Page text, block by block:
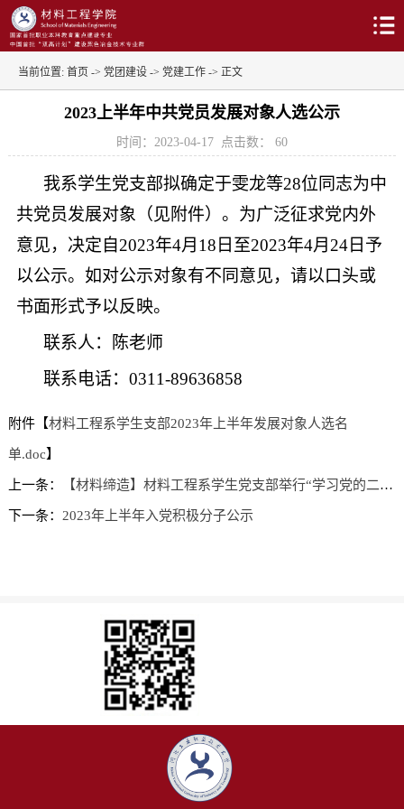
当前位置: 首页 -> 党团建设 -> 党建工作 -> 正文
2023上半年中共党员发展对象人选公示
时间：2023-04-17 点击数： 60
我系学生党支部拟确定于雯龙等28位同志为中
共党员发展对象（见附件）。为广泛征求党内外
意见，决定自2023年4月18日至2023年4月24日予
以公示。如对公示对象有不同意见，请以口头或
书面形式予以反映。
联系人：陈老师
联系电话：0311-89636858
附件【材料工程系学生支部2023年上半年发展对象人选名
单.doc】
上一条： 【材料缔造】材料工程系学生党支部举行“学习党的二十届二中全会精神”主题党日活动
下一条： 2023年上半年入党积极分子公示